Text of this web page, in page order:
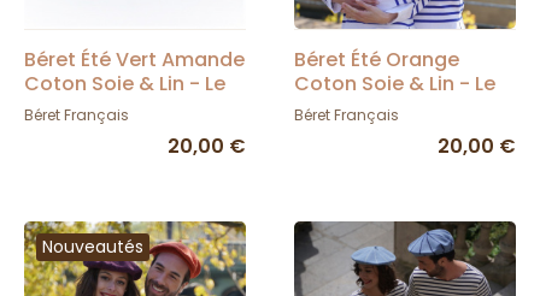
Béret Été Vert Amande
Coton Soie & Lin - Le
Béret Français
Béret Français
20,00 €
Béret Été Orange
Coton Soie & Lin - Le
Béret Français
Béret Français
20,00 €
Nouveautés